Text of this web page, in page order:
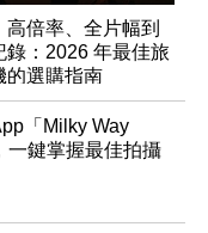
高倍率、全片幅到
錄：2026 年最佳旅
的選購指南
「Milky Way
一鍵掌握最佳拍攝